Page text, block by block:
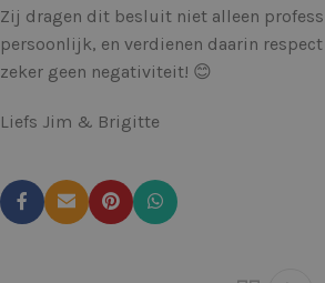
Zij dragen dit besluit niet alleen
persoonlijk, en verdienen daarin
zeker geen negativiteit! 😊
Liefs Jim & Brigitte